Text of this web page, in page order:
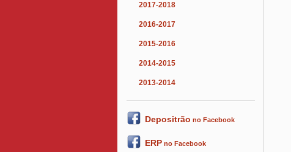
2017-2018
2016-2017
2015-2016
2014-2015
2013-2014
Depositrão no Facebook
ERP no Facebook